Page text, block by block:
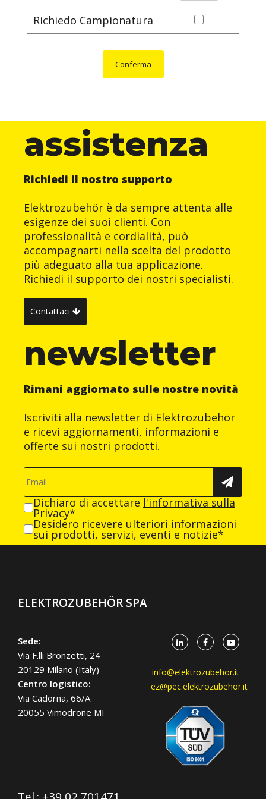
Richiedo Campionatura
Conferma
assistenza
Richiedi il nostro supporto
Elektrozubehör è da sempre attenta alle
esigenze dei suoi clienti. Con
professionalità e cordialità, può
accompagnarti nella scelta del prodotto
più adeguato alla tua applicazione.
Richiedi il supporto dei nostri specialisti.
Contattaci
newsletter
Rimani aggiornato sulle nostre novità
Iscriviti alla newsletter di Elektrozubehör
e ricevi aggiornamenti, informazioni e
offerte sui nostri prodotti.
Dichiaro di accettare l'informativa sulla
Privacy*
Desidero ricevere ulteriori informazioni
sui prodotti, servizi, eventi e notizie*
ELEKTROZUBEHÖR SPA
Sede:
Via F.lli Bronzetti, 24
20129 Milano (Italy)
Centro logistico:
Via Cadorna, 66/A
20055 Vimodrone MI
info@elektrozubehor.it
ez@pec.elektrozubehor.it